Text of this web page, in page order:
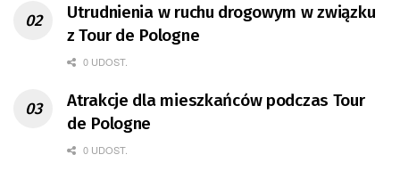
Utrudnienia w ruchu drogowym w związku
z Tour de Pologne
0 UDOST.
Atrakcje dla mieszkańców podczas Tour
de Pologne
0 UDOST.